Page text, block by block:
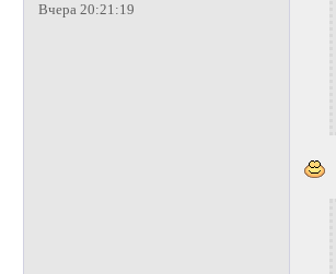
Вчера 20:21:19